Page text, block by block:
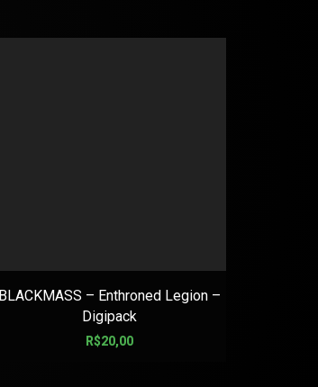
BLACKMASS – Enthroned Legion –
Digipack
R$20,00